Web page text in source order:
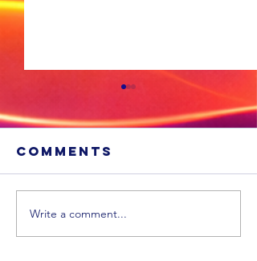
Die hart en
siel van
Comments
Write a comment...